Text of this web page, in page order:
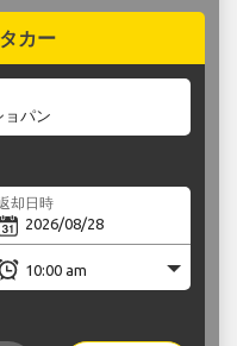
カー
却日時